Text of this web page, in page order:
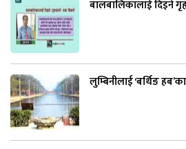
बालबालिकालाई दिइने
लुम्बिनीलाई ‘बर्थिङ